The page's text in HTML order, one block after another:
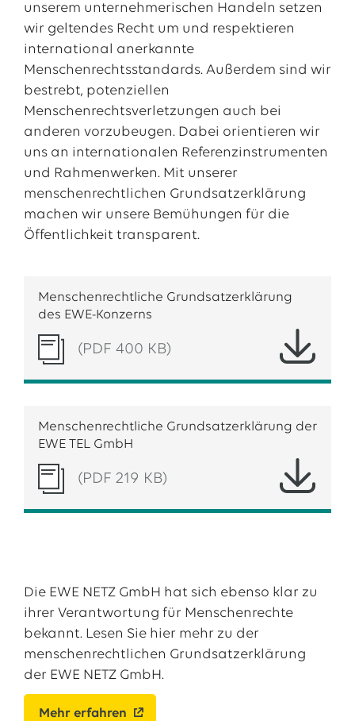
unserem unternehmerischen Handeln setzen
wir geltendes Recht um und respektieren
international anerkannte
Menschenrechtsstandards. Außerdem sind wir
bestrebt, potenziellen
Menschenrechtsverletzungen auch bei
anderen vorzubeugen. Dabei orientieren wir
uns an internationalen Referenzinstrumenten
und Rahmenwerken. Mit unserer
menschenrechtlichen Grundsatzerklärung
machen wir unsere Bemühungen für die
Öffentlichkeit transparent.
Menschenrechtliche Grundsatzerklärung
des EWE-Konzerns
(PDF 400 KB)
Menschenrechtliche Grundsatzerklärung der
EWE TEL GmbH
(PDF 219 KB)
Die EWE NETZ GmbH hat sich ebenso klar zu
ihrer Verantwortung für Menschenrechte
bekannt. Lesen Sie hier mehr zu der
menschenrechtlichen Grundsatzerklärung
der EWE NETZ GmbH.
Mehr erfahren